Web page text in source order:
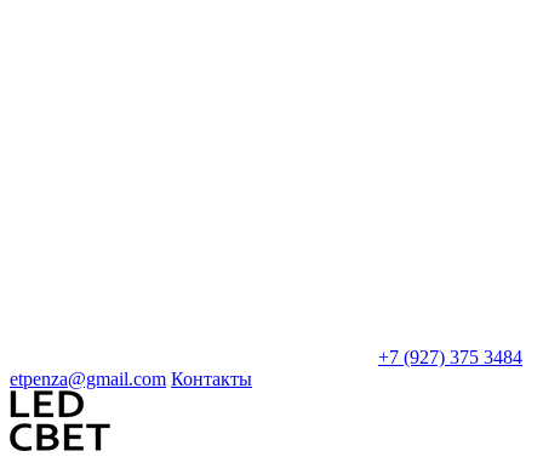
+7 (927) 375 3484
etpenza@gmail.com Контакты